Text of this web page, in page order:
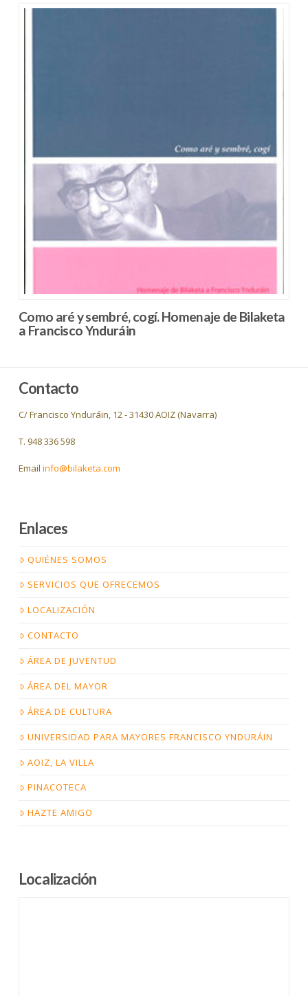
Como aré y sembré, cogí. Homenaje de Bilaketa
a Francisco Ynduráin
Contacto
C/ Francisco Ynduráin, 12 - 31430 AOIZ (Navarra)
T. 948 336 598
Email info@bilaketa.com
Enlaces
QUIÉNES SOMOS
SERVICIOS QUE OFRECEMOS
LOCALIZACIÓN
CONTACTO
ÁREA DE JUVENTUD
ÁREA DEL MAYOR
ÁREA DE CULTURA
UNIVERSIDAD PARA MAYORES FRANCISCO YNDURÁIN
AOIZ, LA VILLA
PINACOTECA
HAZTE AMIGO
Localización